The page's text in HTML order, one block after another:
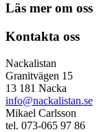
Läs mer om oss
Kontakta oss
Nackalistan
Granitvägen 15
13 181 Nacka
info@nackalistan.se
Mikael Carlsson
tel. 073-065 97 86